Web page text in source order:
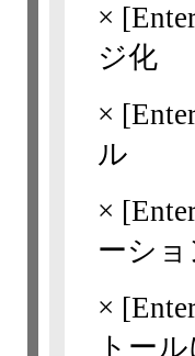
×
ジ化
×
ル
×
ーシ
×
トー